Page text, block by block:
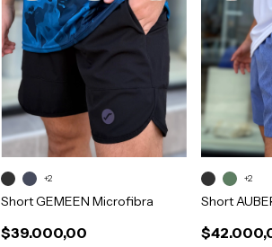
Short GEMEEN Microfibra
$39.000,00
+2
Short
+2